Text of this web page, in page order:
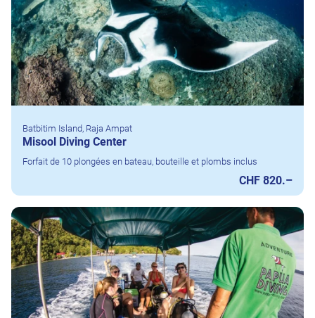
Batbitim Island, Raja Ampat
Misool Diving Center
Forfait de 10 plongées en bateau, bouteille et plombs inclus
CHF 820.–